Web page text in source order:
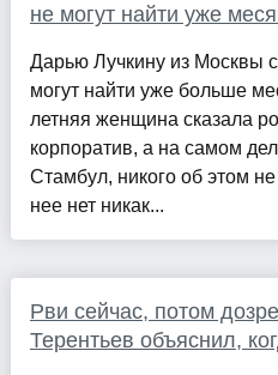
не могут найти уже
Дарью Лучкину из Москвы
могут найти уже больше
летняя женщина сказала
корпоратив, а на самом
Стамбул, никого об этом
нее нет никак...
Рви сейчас, потом
Терентьев объяснил,